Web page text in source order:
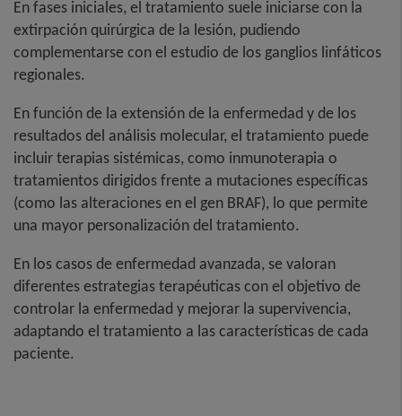
En fases iniciales, el tratamiento suele iniciarse con la
extirpación quirúrgica de la lesión, pudiendo
complementarse con el estudio de los ganglios linfáticos
regionales.
En función de la extensión de la enfermedad y de los
resultados del análisis molecular, el tratamiento puede
incluir terapias sistémicas, como inmunoterapia o
tratamientos dirigidos frente a mutaciones específicas
(como las alteraciones en el gen BRAF), lo que permite
una mayor personalización del tratamiento.
En los casos de enfermedad avanzada, se valoran
diferentes estrategias terapéuticas con el objetivo de
controlar la enfermedad y mejorar la supervivencia,
adaptando el tratamiento a las características de cada
paciente.